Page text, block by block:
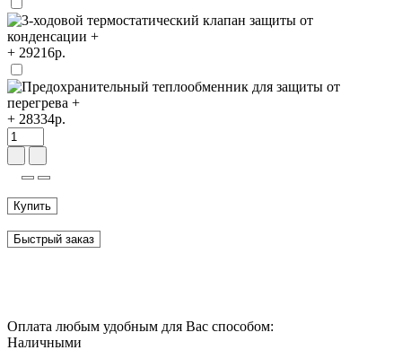
+ 29216р.
+ 28334р.
Купить
Быстрый заказ
Оплата любым удобным для Вас способом:
Наличными